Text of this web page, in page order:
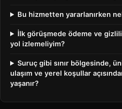
Bu hizmetten yararlanırken
İlk görüşmede ödeme ve
yol izlemeliyim?
Suruç gibi sınır bölgesinde,
ulaşım ve yerel koşullar
yaşanır?